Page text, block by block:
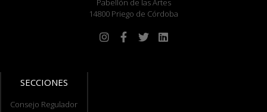
Pabellón de las Artes
14800 Priego de Córdoba
SECCIONES
Consejo Regulador